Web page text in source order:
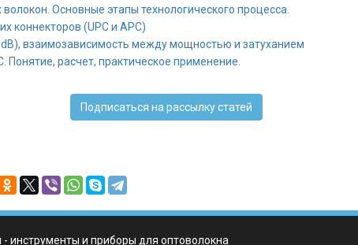
Основные этапы технологического процесса.
коннекторов (UPC и APC)
взаимозависимость между мощностью и затуханием
расчет, практическое применение.
Подписаться на рассылку статей
инструменты и приборы для оптоволокна